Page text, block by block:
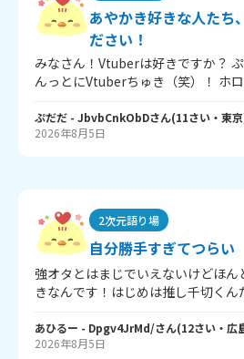
あやかき好きな人たち
ださい！
みなさん！Vtuberは好きですか？
んっとにVtuberちゅき（笑）！ ホ
まして。 タイトル通り、にじさんじ
杜若」通称「あやかき」です！ あや
かわいい！元気かわいい！ビジュ良
識⁉︎ きいさま…お姉さんすぎて
ゆるふわ～なぽわぽわたぬきでかわ
いのかわ余！マスコットすぎて推せる！ みんなさ！
いすぎるんですよね？ ナナたまの
ー。でも、もねちもいいよなー。結
しというわけで。 ぷだだ、いろん
らミリプロやらにじさんじやらの
でよろしくお願いします（？）。 そ
ぷだだ - JbvbCnkObDさん(11さい・ 東京
2026年8月5日
2次元語り場
自分勝手すぎてつらい
強オタとはまじでいえないけどほ
きなんです！はじめは推し千切く
インキャラほぼ箱推しみたいな感じ
なってからいろんな人がふえたしブ
あひるー - Dpgv4JrMd/さん(12さい・ 広
2026年8月5日